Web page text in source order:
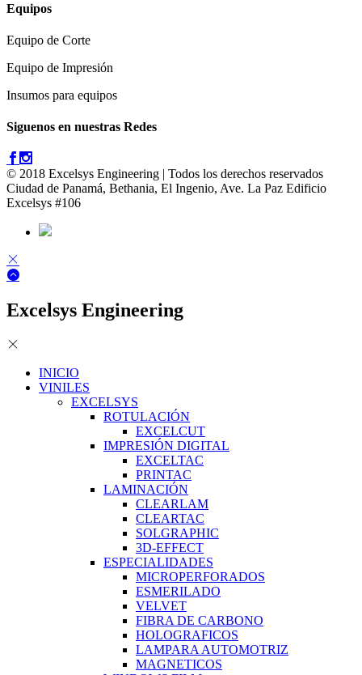
Equipos
Equipo de Corte
Equipo de Impresión
Insumos para equipos
Siguenos en nuestras Redes
© 2018 Excelsys Engineering | Todos los derechos reservados
Ciudad de Panamá, Bethania, El Ingenio, Ave. La Paz Edificio
Excelsys #106
Excelsys Engineering
INICIO
VINILES
EXCELSYS
ROTULACIÓN
EXCELCUT
IMPRESIÓN DIGITAL
EXCELTAC
PRINTAC
LAMINACIÓN
CLEARLAM
CLEARTAC
SOLGRAPHIC
3D-EFFECT
ESPECIALIDADES
MICROPERFORADOS
ESMERILADO
VELVET
FIBRA DE CARBONO
HOLOGRAFICOS
LAMPARA AUTOMOTRIZ
MAGNETICOS